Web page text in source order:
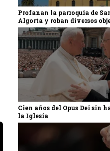
Profanan la parroquia de
Algorta y roban diversos
Cien años del Opus Dei sin
la Iglesia